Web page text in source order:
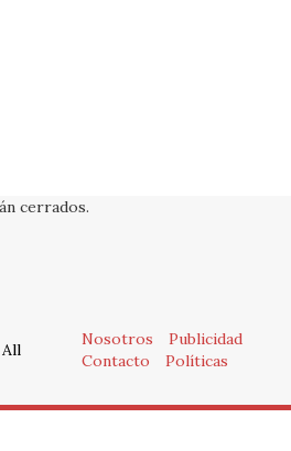
cerrados.
Nosotros
Publicidad
Contacto
Políticas